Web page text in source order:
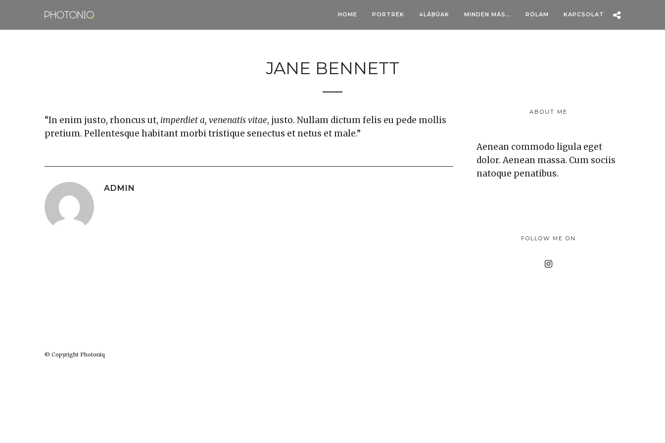
HOME PORTRÉK 4LÁBÚAK MINDEN MÁS… RÓLAM KAPCSOLAT
JANE BENNETT
“In enim justo, rhoncus ut, imperdiet a, venenatis vitae, justo. Nullam dictum felis eu pede mollis
pretium. Pellentesque habitant morbi tristique senectus et netus et male.”
ADMIN
ABOUT ME
Aenean commodo ligula eget
dolor. Aenean massa. Cum sociis
natoque penatibus.
FOLLOW ME ON
© Copyright Photoniq